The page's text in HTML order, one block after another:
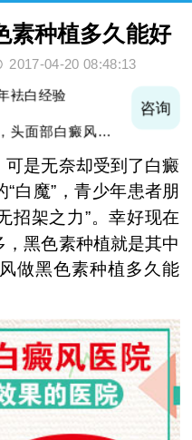
素种植多久能好
2017-04-20 08:48:13
袪白经验
头面部白癜风，青
咨询
是无奈却受到了白癜
白魔”，青少年患者朋
招架之力”。幸好现在
黑色素种植就是其中
做黑色素种植多久能